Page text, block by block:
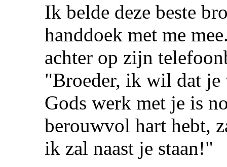
Ik belde deze beste
handdoek met me
achter op zijn
"Broeder, ik wil dat je
Gods werk met je is
berouwvol hart hebt,
ik zal naast je staan!"